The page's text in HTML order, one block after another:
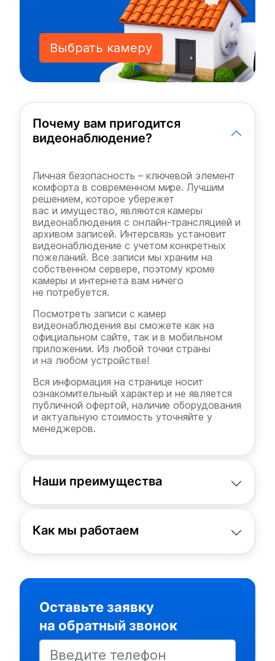
Выбрать камеру
Почему вам пригодится
видеонаблюдение?
Личная безопасность – ключевой элемент
комфорта в современном мире. Лучшим
решением, которое убережет
вас и имущество, являются камеры
видеонаблюдения с онлайн-трансляцией и
архивом записей. Интерсвязь установит
видеонаблюдение с учетом конкретных
пожеланий. Все записи мы храним на
собственном сервере, поэтому кроме
камеры и интернета вам ничего
не потребуется.
Посмотреть записи с камер
видеонаблюдения вы сможете как на
официальном сайте, так и в мобильном
приложении. Из любой точки страны
и на любом устройстве!
Вся информация на странице носит
ознакомительный характер и не является
публичной офертой, наличие оборудования
и актуальную стоимость уточняйте у
менеджеров.
Наши преимущества
Как мы работаем
Оставьте заявку
на обратный звонок